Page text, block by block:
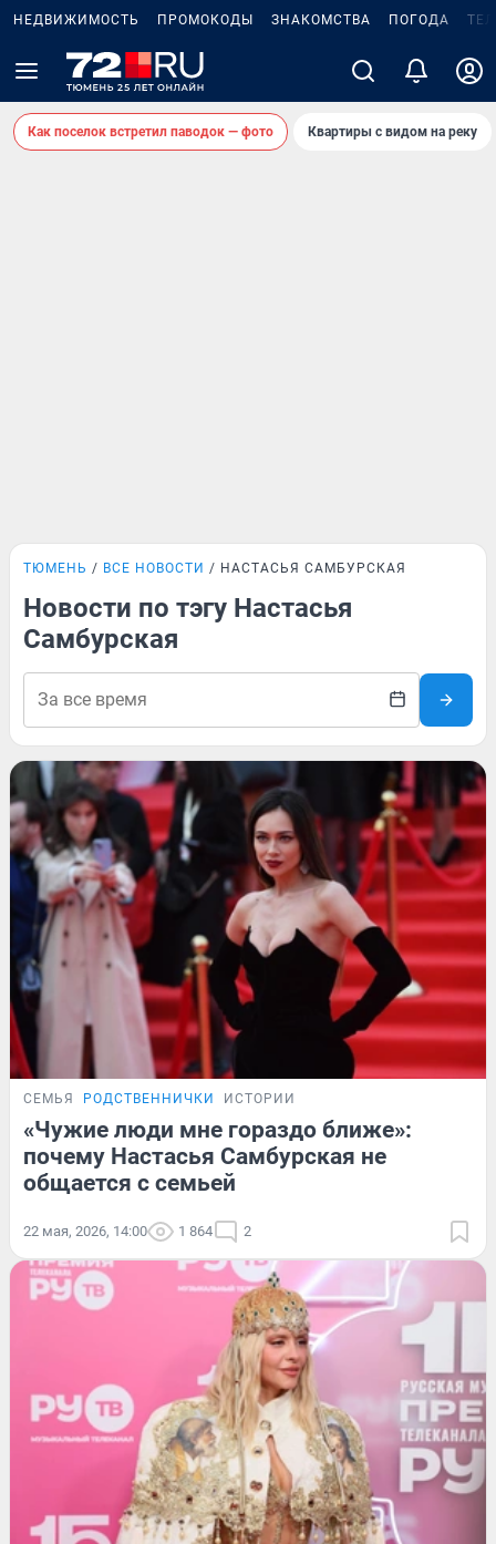
НЕДВИЖИМОСТЬ ПРОМОКОДЫ ЗНАКОМСТВА ПОГОДА
Как поселок встретил паводок — фото Квартиры с видом на реку
ТЮМЕНЬ ВСЕ НОВОСТИ НАСТАСЬЯ САМБУРСКАЯ
Новости по тэгу Настасья
Самбурская
СЕМЬЯ РОДСТВЕННИЧКИ ИСТОРИИ
«Чужие люди мне гораздо ближе»:
почему Настасья Самбурская не
общается с семьей
22 мая, 2026, 14:00 1 864 2